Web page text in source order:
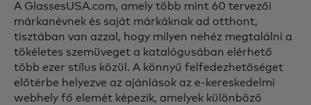
A GlassesUSA.com, amely több mint 60 tervezői
márkanévnek és saját márkáknak ad otthont,
tisztában van azzal, hogy milyen nehéz megtalálni a
tökéletes szemüveget a katalógusában elérhető
több ezer stílus közül. A könnyű felfedezhetőséget
előtérbe helyezve az ajánlások az e-kereskedelmi
webhely fő elemét képezik, amelyek különböző